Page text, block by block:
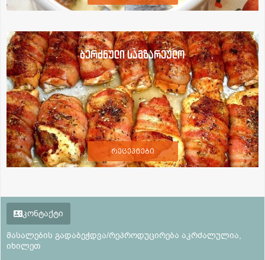
ბერძნული სამზარეულო
რეცეპტები
კონტაქტი
მასალების გადაბეჭდვა/რეპროდუცირება აკრძალულია,
იხილეთ